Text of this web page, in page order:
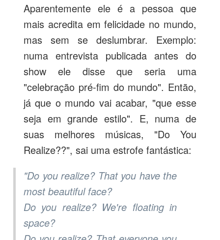
Aparentemente ele é a pessoa que
mais acredita em felicidade no mundo,
mas sem se deslumbrar. Exemplo:
numa entrevista publicada antes do
show ele disse que seria uma
"celebração pré-fim do mundo". Então,
já que o mundo vai acabar, "que esse
seja em grande estilo". E, numa de
suas melhores músicas, "Do You
Realize??", sai uma estrofe fantástica:
"Do you realize? That you have the
most beautiful face?
Do you realize? We're floating in
space?